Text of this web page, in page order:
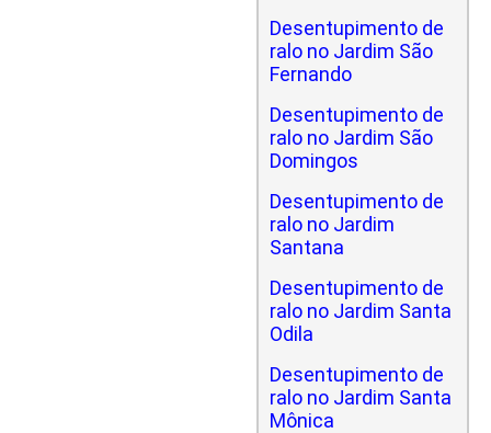
Desentupimento de
ralo no Jardim São
Fernando
Desentupimento de
ralo no Jardim São
Domingos
Desentupimento de
ralo no Jardim
Santana
Desentupimento de
ralo no Jardim Santa
Odila
Desentupimento de
ralo no Jardim Santa
Mônica